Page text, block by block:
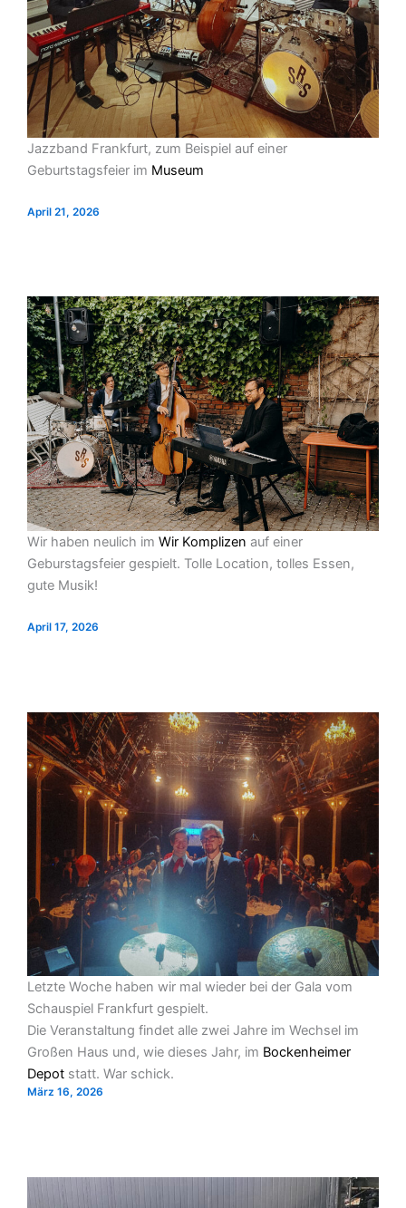
Jazzband Frankfurt, zum Beispiel auf einer
Geburtstagsfeier im Museum
April 21, 2026
Wir haben neulich im Wir Komplizen auf einer
Geburstagsfeier gespielt. Tolle Location, tolles Essen,
gute Musik!
April 17, 2026
Letzte Woche haben wir mal wieder bei der Gala vom
Schauspiel Frankfurt gespielt.
Die Veranstaltung findet alle zwei Jahre im Wechsel im
Großen Haus und, wie dieses Jahr, im Bockenheimer
Depotstatt. War schick.
März 16, 2026